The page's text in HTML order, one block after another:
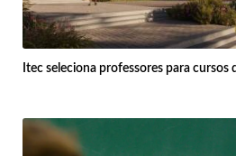
Itec seleciona professores para